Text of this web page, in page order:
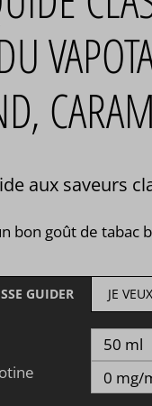
aux saveurs
bon goût de tabac
GUIDER JE